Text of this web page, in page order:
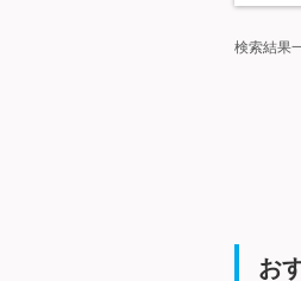
検索結果
お